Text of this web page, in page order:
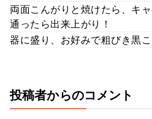
両面こんがりと焼けたら、キ
通ったら出来上がり！
器に盛り、お好みで粗びき黒こ
投稿者からのコメント